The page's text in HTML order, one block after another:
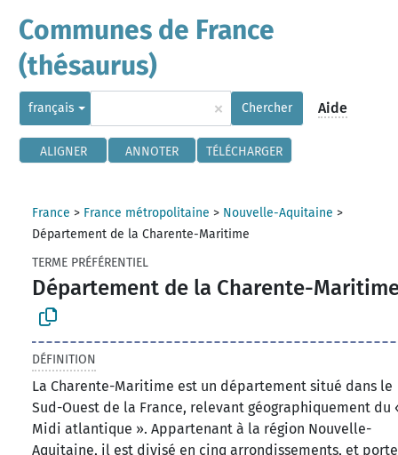
Communes de France
(thésaurus)
français × Chercher Aide
ALIGNER ANNOTER TÉLÉCHARGER
France > France métropolitaine > Nouvelle-Aquitaine >
Département de la Charente-Maritime
TERME PRÉFÉRENTIEL
Département de la Charente-
DÉFINITION
La Charente-Maritime est un département situé dans le
Sud-Ouest de la France, relevant géographiquement du
Midi atlantique ». Appartenant à la région Nouvelle-
Aquitaine, il est divisé en cinq arrondissements, et porte